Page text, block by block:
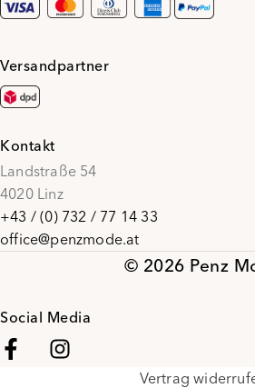
Versandpartner
Kontakt
Landstraße 54
4020 Linz
+43 / (0) 732 / 77 14 33
office@penzmode.at
© 2026 Penz
Social Media
Vertrag